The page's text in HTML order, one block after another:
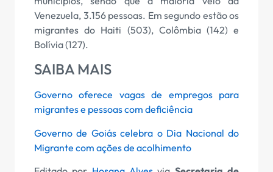
Venezuela, 3.156 pessoas. Em segundo estão os
migrantes do Haiti (503), Colômbia (142) e
Bolívia (127).
SAIBA MAIS
Governo oferece vagas de empregos para
migrantes e pessoas com deficiência
Governo de Goiás celebra o Dia Nacional do
Migrante com ações de acolhimento